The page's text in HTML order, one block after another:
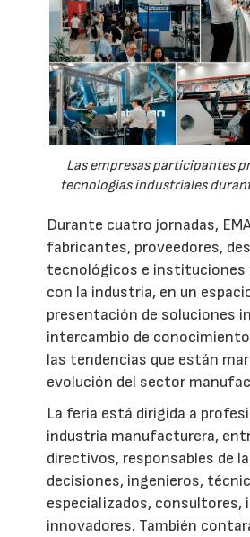
Las empresas participantes
tecnologías industriales
Durante cuatro jornadas,
fabricantes, proveedores,
tecnológicos e instituciones
con la industria, en un
presentación de soluciones
intercambio de
las tendencias que están
evolución del sector
La feria está dirigida a
industria manufacturera,
directivos, responsables de
decisiones, ingenieros,
especializados, consultores,
innovadores. También